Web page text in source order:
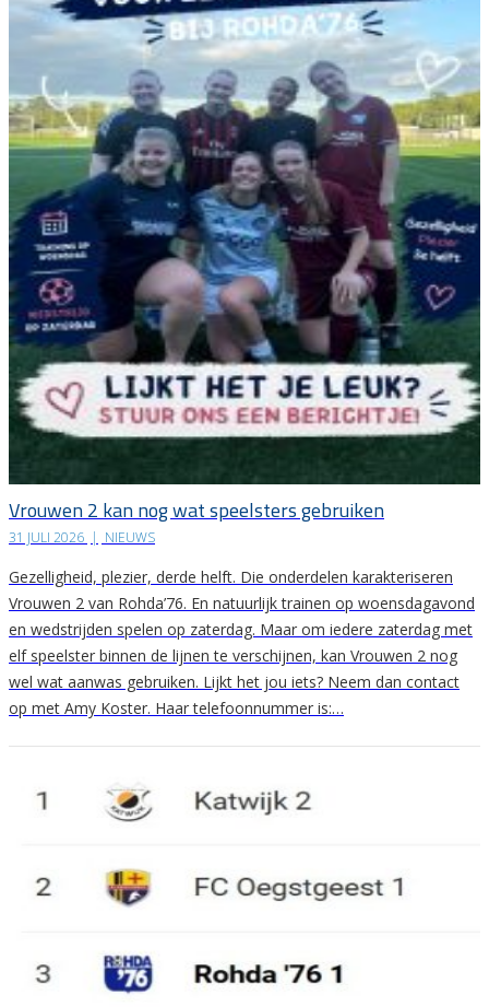
Vrouwen 2 kan nog wat speelsters gebruiken
31 JULI 2026 | NIEUWS
Gezelligheid, plezier, derde helft. Die onderdelen karakteriseren
Vrouwen 2 van Rohda’76. En natuurlijk trainen op woensdagavond
en wedstrijden spelen op zaterdag. Maar om iedere zaterdag met
elf speelster binnen de lijnen te verschijnen, kan Vrouwen 2 nog
wel wat aanwas gebruiken. Lijkt het jou iets? Neem dan contact
op met Amy Koster. Haar telefoonnummer is:…